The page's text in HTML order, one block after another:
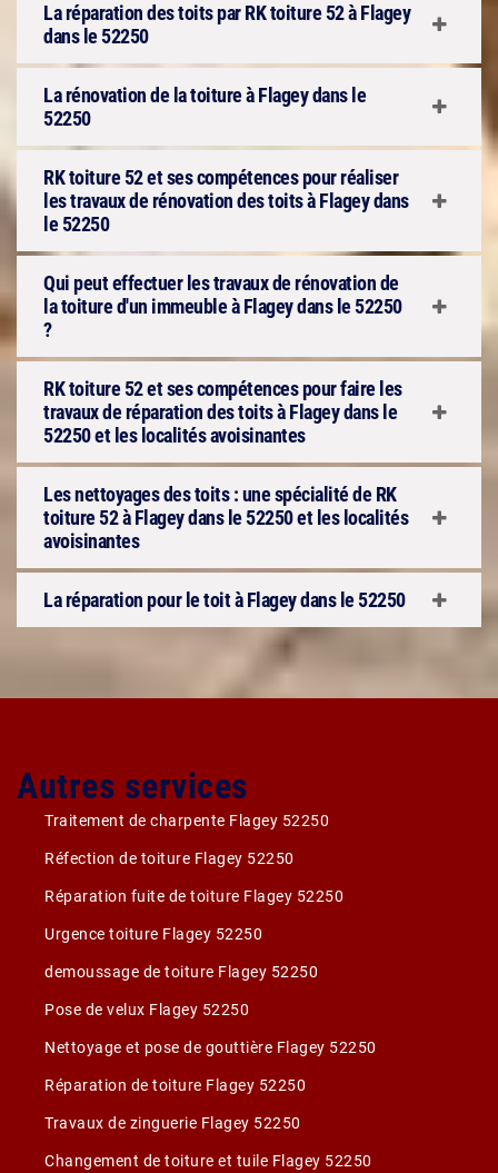
La réparation des toits par RK toiture 52 à Flagey
dans le 52250
La rénovation de la toiture à Flagey dans le
52250
RK toiture 52 et ses compétences pour réaliser
les travaux de rénovation des toits à Flagey dans
le 52250
Qui peut effectuer les travaux de rénovation de
la toiture d'un immeuble à Flagey dans le 52250
?
RK toiture 52 et ses compétences pour faire les
travaux de réparation des toits à Flagey dans le
52250 et les localités avoisinantes
Les nettoyages des toits : une spécialité de RK
toiture 52 à Flagey dans le 52250 et les localités
avoisinantes
La réparation pour le toit à Flagey dans le 52250
Autres services
Traitement de charpente Flagey 52250
Réfection de toiture Flagey 52250
Réparation fuite de toiture Flagey 52250
Urgence toiture Flagey 52250
demoussage de toiture Flagey 52250
Pose de velux Flagey 52250
Nettoyage et pose de gouttière Flagey 52250
Réparation de toiture Flagey 52250
Travaux de zinguerie Flagey 52250
Changement de toiture et tuile Flagey 52250